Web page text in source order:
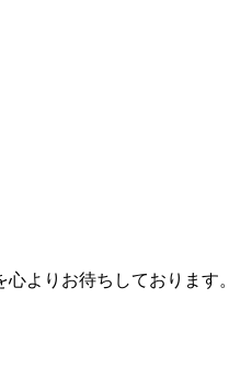
よりお待ちしております。